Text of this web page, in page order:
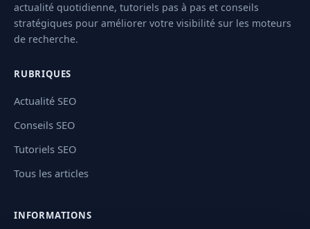
actualité quotidienne, tutoriels pas à pas et conseils
stratégiques pour améliorer votre visibilité sur les moteurs
de recherche.
RUBRIQUES
Actualité SEO
Conseils SEO
Tutoriels SEO
Tous les articles
INFORMATIONS